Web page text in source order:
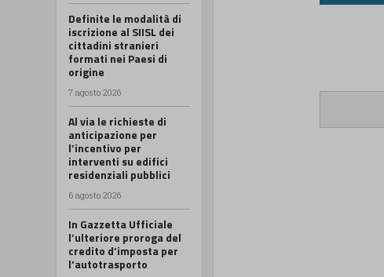
Definite le modalità di
iscrizione al SIISL dei
cittadini stranieri
formati nei Paesi di
origine
7 agosto 2026
Al via le richieste di
anticipazione per
l’incentivo per
interventi su edifici
residenziali pubblici
6 agosto 2026
In Gazzetta Ufficiale
l’ulteriore proroga del
credito d’imposta per
l’autotrasporto